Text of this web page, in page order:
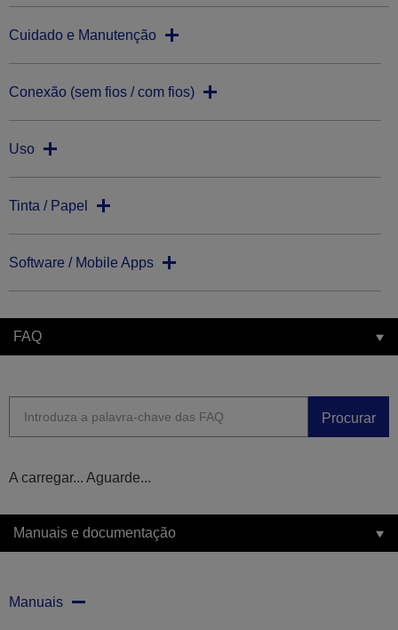
Cuidado e Manutenção
Conexão (sem fios / com fios)
Uso
Tinta / Papel
Software / Mobile Apps
FAQ
Procurar
A carregar... Aguarde...
Manuais e documentação
Manuais